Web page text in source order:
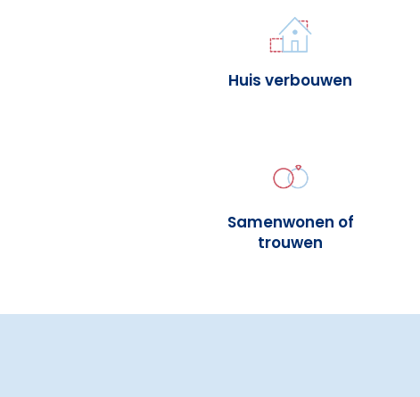
Huis verbouwen
Samenwonen of
trouwen